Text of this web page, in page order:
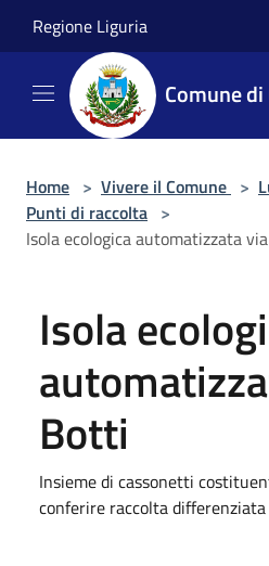
Regione Liguria
Comune
Home > Vivere il Comune >
Punti di raccolta >
Isola ecologica automatizzata
Isola
Botti
Insieme di cassonetti
conferire raccolta differenziata